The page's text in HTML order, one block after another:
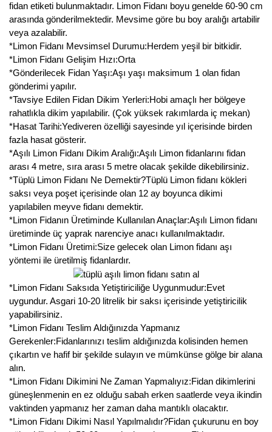
fidan etiketi bulunmaktadır. Limon Fidanı boyu genelde 60-90 cm
arasında gönderilmektedir. Mevsime göre bu boy aralığı artabilir
veya azalabilir.
*Limon Fidanı Mevsimsel Durumu:Herdem yeşil bir bitkidir.
*Limon Fidanı Gelişim Hızı:Orta
*Gönderilecek Fidan Yaşı:Aşı yaşı maksimum 1 olan fidan
gönderimi yapılır.
*Tavsiye Edilen Fidan Dikim Yerleri:Hobi amaçlı her bölgeye
rahatlıkla dikim yapılabilir. (Çok yüksek rakımlarda iç mekan)
*Hasat Tarihi:Yediveren özelliği sayesinde yıl içerisinde birden
fazla hasat gösterir.
*Aşılı Limon Fidanı Dikim Aralığı:Aşılı Limon fidanlarını fidan
arası 4 metre, sıra arası 5 metre olacak şekilde dikebilirsiniz.
*Tüplü Limon Fidanı Ne Demektir?Tüplü Limon fidanı kökleri
saksı veya poşet içerisinde olan 12 ay boyunca dikimi
yapılabilen meyve fidanı demektir.
*Limon Fidanın Üretiminde Kullanılan Anaçlar:Aşılı Limon fidanı
üretiminde üç yaprak narenciye anacı kullanılmaktadır.
*Limon Fidanı Üretimi:Size gelecek olan Limon fidanı aşı
yöntemi ile üretilmiş fidanlardır.
*Limon Fidanı Saksıda Yetiştiriciliğe Uygunmudur:Evet
uygundur. Asgari 10-20 litrelik bir saksı içerisinde yetiştiricilik
yapabilirsiniz.
*Limon Fidanı Teslim Aldığınızda Yapmanız
Gerekenler:Fidanlarınızı teslim aldığınızda kolisinden hemen
çıkartın ve hafif bir şekilde sulayın ve mümkünse gölge bir alana
alın.
*Limon Fidanı Dikimini Ne Zaman Yapmalıyız:Fidan dikimlerini
güneşlenmenin en ez olduğu sabah erken saatlerde veya ikindin
vaktinden yapmanız her zaman daha mantıklı olacaktır.
*Limon Fidanı Dikimi Nasıl Yapılmalıdır?Fidan çukurunu en boy